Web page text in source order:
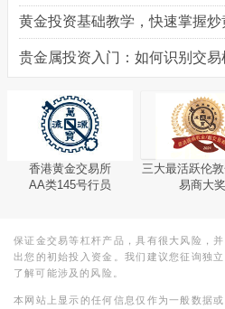
贵金属投资入门：如何识别交易
香港黄金交易所
AA类145号行员
三大最活跃伦
易商大奖
保证金交易等杠杆产品，具有很大风险，
出您的初始投入资金。我们建议您征询独
了解可能涉及的风险。
本网站上显示的任何信息仅作为一般数据